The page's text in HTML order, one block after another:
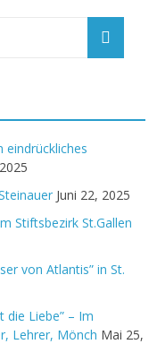
eindrückliches
Juni 22, 2025
Stiftsbezirk St.Gallen
von Atlantis” in St.
die Liebe” – Im
Lehrer, Mönch Mai 25,